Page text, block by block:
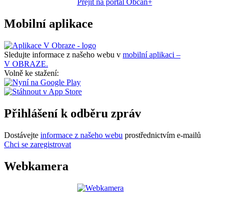
Přejít na portál Občan+
Mobilní aplikace
Sledujte informace z našeho webu v mobilní aplikaci –
V OBRAZE.
Volně ke stažení:
Přihlášení k odběru zpráv
Dostávejte informace z našeho webu prostřednictvím e-mailů
Chci se zaregistrovat
Webkamera